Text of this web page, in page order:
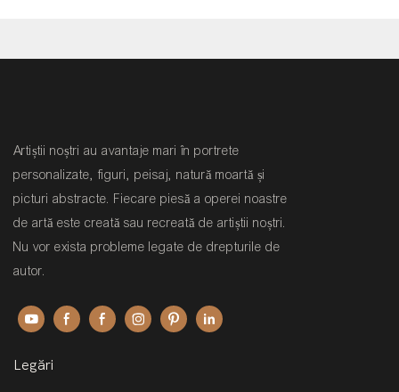
Artiștii noștri au avantaje mari în portrete
personalizate, figuri, peisaj, natură moartă și
picturi abstracte. Fiecare piesă a operei noastre
de artă este creată sau recreată de artiștii noștri.
Nu vor exista probleme legate de drepturile de
autor.
Legări